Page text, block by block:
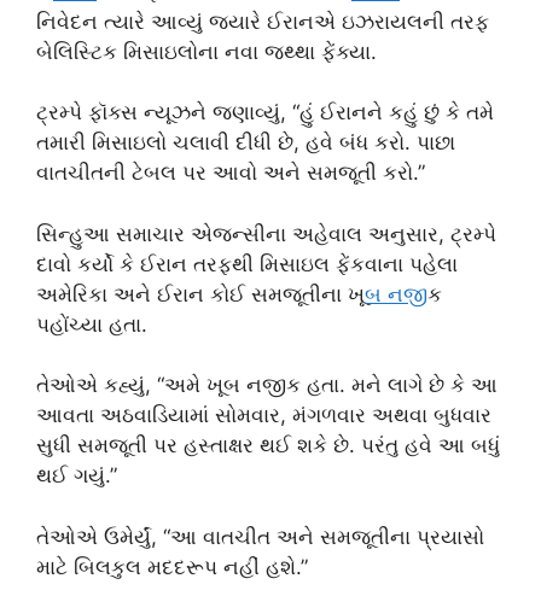
નિવેદન ત્યારે આવ્યું જ્યારે ઈરાનએ ઇઝરાયલની તરફ
બેલિસ્ટિક મિસાઇલોના નવા જથ્થા ફેંક્યા.
ટ્રમ્પે ફૉક્સ ન્યૂઝને જણાવ્યું, “હું ઈરાનને કહું છું કે તમે
તમારી મિસાઇલો ચલાવી દીધી છે, હવે બંધ કરો. પાછા
વાતચીતની ટેબલ પર આવો અને સમજૂતી કરો.”
સિન્હુઆ સમાચાર એજન્સીના અહેવાલ અનુસાર, ટ્રમ્પે
દાવો કર્યો કે ઈરાન તરફથી મિસાઇલ ફેંકવાના પહેલા
અમેરિકા અને ઈરાન કોઈ સમજૂતીના ખૂબ નજીક
પહોંચ્યા હતા.
તેઓએ કહ્યું, “અમે ખૂબ નજીક હતા. મને લાગે છે કે આ
આવતા અઠવાડિયામાં સોમવાર, મંગળવાર અથવા બુધવાર
સુધી સમજૂતી પર હસ્તાક્ષર થઈ શકે છે. પરંતુ હવે આ બધું
થઈ ગયું.”
તેઓએ ઉમેર્યું, “આ વાતચીત અને સમજૂતીના પ્રયાસો
માટે બિલકુલ મદદરૂપ નહીં હશે.”